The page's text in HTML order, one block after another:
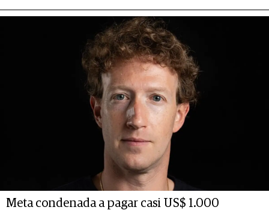
Meta condenada a pagar casi US$ 1.000